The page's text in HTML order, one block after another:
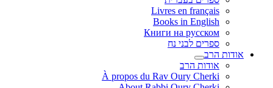
Livres en français
Books in English
Книги на русском
ספרים לבני נח
אודות הרב
אודות הרב
À propos du Rav Oury Cherki